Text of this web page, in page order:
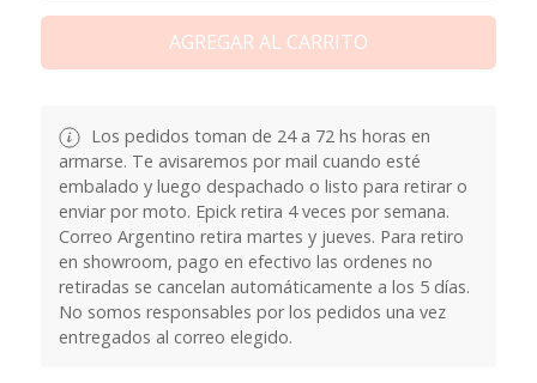
AGREGAR AL CARRITO
Los pedidos toman de 24 a 72 hs horas en
armarse. Te avisaremos por mail cuando esté
embalado y luego despachado o listo para retirar o
enviar por moto. Epick retira 4 veces por semana.
Correo Argentino retira martes y jueves. Para retiro
en showroom, pago en efectivo las ordenes no
retiradas se cancelan automáticamente a los 5 días.
No somos responsables por los pedidos una vez
entregados al correo elegido.